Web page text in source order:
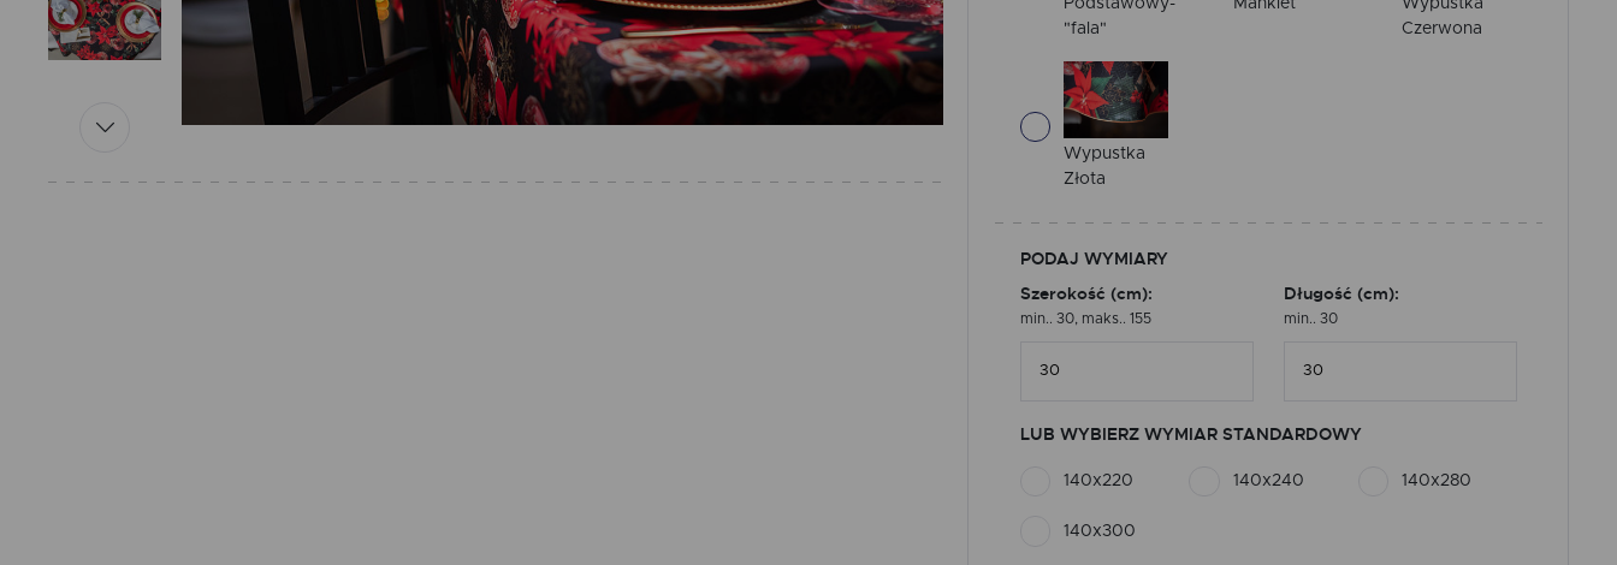
Podstawowy-
"fala"
Mankiet
Wypustka
Czerwona
Wypustka
Złota
PODAJ WYMIARY
Szerokość (cm):
min.. 30, maks.. 155
Długość (cm):
min.. 30
LUB WYBIERZ WYMIAR STANDARDOWY
140x220 140x240 140x280
140x300